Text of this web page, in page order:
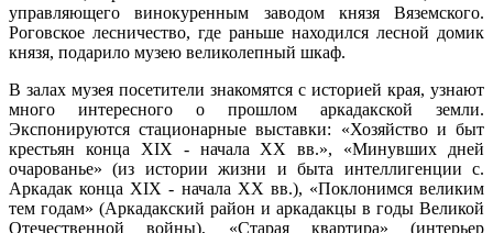
управляющего винокуренным заводом князя Вяземского.
Роговское лесничество, где раньше находился лесной домик
князя, подарило музею великолепный шкаф.
В залах музея посетители знакомятся с историей края, узнают
много интересного о прошлом аркадакской земли.
Экспонируются стационарные выставки: «Хозяйство и быт
крестьян конца ХIХ - начала ХХ вв.», «Минувших дней
очарованье» (из истории жизни и быта интеллигенции с.
Аркадак конца ХIХ - начала ХХ вв.), «Поклонимся великим
тем годам» (Аркадакский район и аркадакцы в годы Великой
Отечественной войны), «Старая квартира» (интерьер